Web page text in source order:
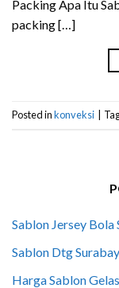
Packing Apa Itu
packing […]
Posted inkonveksi
Sablon Jersey Bola
Sablon Dtg
Harga Sablon